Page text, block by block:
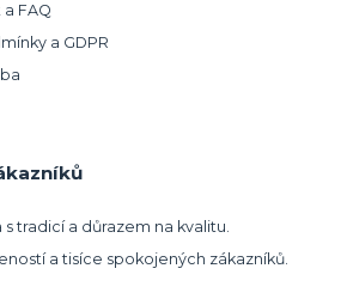
FAQ
a GDPR
tradicí a důrazem na kvalitu.
a tisíce spokojených zákazníků.